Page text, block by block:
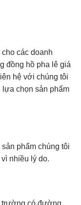
các doanh
đồng hồ pha lê giá
hệ với chúng tôi
chọn sản phẩm
phẩm chúng tôi
nhiều lý do.